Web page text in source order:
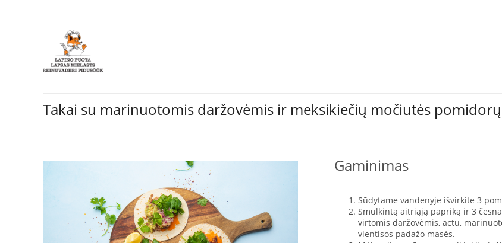
Takai su marinuotomis daržovėmis ir meksikiečių močiutės
Gaminimas
Sūdytame vandenyje išvirkite 3
Smulkintą aitriąją papriką ir 3
virtomis daržovėmis, actu,
vientisos padažo masės.